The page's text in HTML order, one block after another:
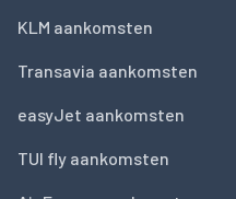
KLM aankomsten
Transavia aankomsten
easyJet aankomsten
TUI fly aankomsten